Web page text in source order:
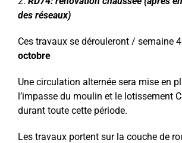
des réseaux)
Ces travaux se dérouleront / semaine
octobre
Une circulation alternée sera mise en
l’impasse du moulin et le lotissement
durant toute cette période.
Les travaux portent sur la couche de